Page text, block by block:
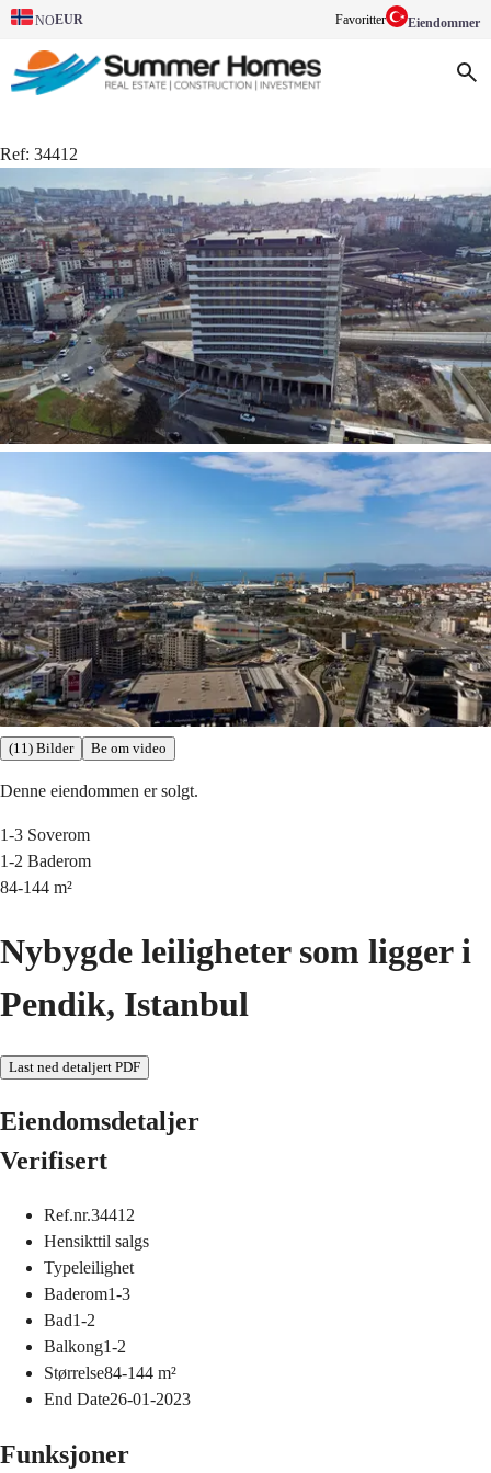
NOEUR Favoritter Eiendommer
Ref: 34412
(11) Bilder Be om video
Denne eiendommen er solgt.
1-3 Soverom
1-2 Baderom
84-144 m²
Nybygde leiligheter som ligger i
Pendik, Istanbul
Last ned detaljert PDF
Eiendomsdetaljer
Verifisert
Ref.nr.34412
Hensikttil salgs
Typeleilighet
Baderom1-3
Bad1-2
Balkong1-2
Størrelse84-144 m²
End Date26-01-2023
Funksjoner